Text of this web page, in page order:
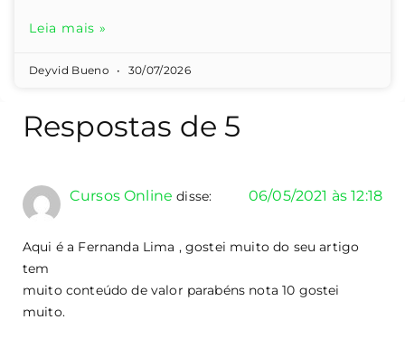
Leia mais »
Deyvid Bueno 30/07/2026
Respostas de 5
Cursos Online disse: 06/05/2021 às 12:18
Aqui é a Fernanda Lima , gostei muito do seu artigo
tem
muito conteúdo de valor parabéns nota 10 gostei
muito.